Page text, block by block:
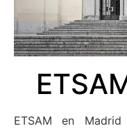
ETSAM en